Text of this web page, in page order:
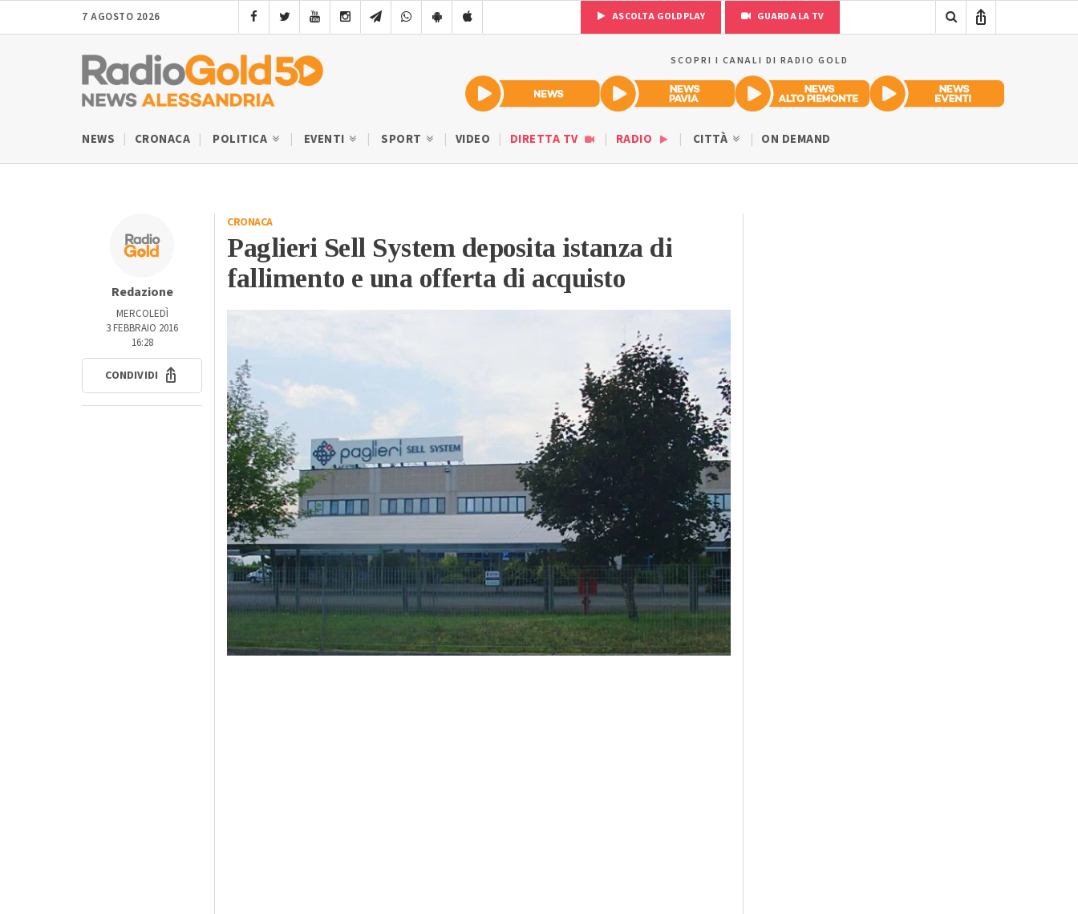
7 AGOSTO 2026 ASCOLTA GOLDPLAY GUARDA LA TV
SCOPRI I CANALI DI RADIO GOLD
NEWS CRONACA POLITICA EVENTI SPORT VIDEO DIRETTA TV RADIO CITTÀ ON DEMAND
Redazione
MERCOLEDÌ
3 FEBBRAIO 2016
16:28
CONDIVIDI
CRONACA
Paglieri Sell System deposita istanza di
fallimento e una offerta di acquisto